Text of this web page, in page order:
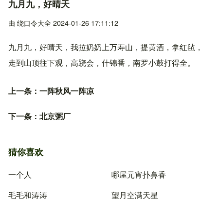
九月九，好晴天
由 绕口令大全2024-01-26 17:11:12
九月九，好晴天，我拉奶奶上万寿山，提黄酒，拿红毡，
走到山顶往下观，高跷会，什锦番，南罗小鼓打得全。
上一条： 一阵秋风一阵凉
下一条： 北京粥厂
猜你喜欢
一个人
哪屋元宵扑鼻香
毛毛和涛涛
望月空满天星